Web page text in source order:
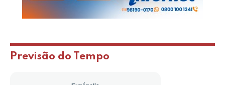
Previsão do Tempo